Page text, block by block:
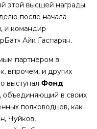
этой высшей награды
после начала
и командир
Айк Гаспарян.
партнером в
впрочем, и других
выступал Фонд
, объединяющий в своих
полководцев, как
Чуйков,